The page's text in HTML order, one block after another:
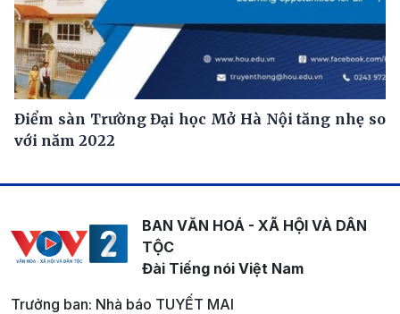
Điểm sàn Trường Đại học Mở Hà Nội tăng nhẹ so
với năm 2022
BAN VĂN HOÁ - XÃ HỘI VÀ DÂN
TỘC
Đài Tiếng nói Việt Nam
Trưởng ban: Nhà báo TUYẾT MAI